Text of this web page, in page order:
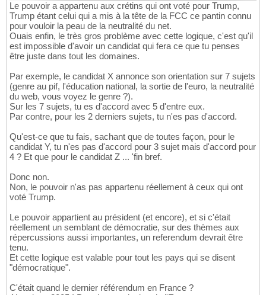
Le pouvoir a appartenu aux crétins qui ont voté pour Trump,
Trump étant celui qui a mis à la tête de la FCC ce pantin connu
pour vouloir la peau de la neutralité du net.
Ouais enfin, le très gros problème avec cette logique, c'est qu'il
est impossible d'avoir un candidat qui fera ce que tu penses
être juste dans tout les domaines.
Par exemple, le candidat X annonce son orientation sur 7 sujets
(genre au pif, l'éducation national, la sortie de l'euro, la neutralité
du web, vous voyez le genre ?).
Sur les 7 sujets, tu es d'accord avec 5 d'entre eux.
Par contre, pour les 2 derniers sujets, tu n'es pas d'accord.
Qu'est-ce que tu fais, sachant que de toutes façon, pour le
candidat Y, tu n'es pas d'accord pour 3 sujet mais d'accord pour
4 ? Et que pour le candidat Z ... 'fin bref.
Donc non.
Non, le pouvoir n'as pas appartenu réellement à ceux qui ont
voté Trump.
Le pouvoir appartient au président (et encore), et si c'était
réellement un semblant de démocratie, sur des thèmes aux
répercussions aussi importantes, un referendum devrait être
tenu.
Et cette logique est valable pour tout les pays qui se disent
"démocratique".
C'était quand le dernier référendum en France ?